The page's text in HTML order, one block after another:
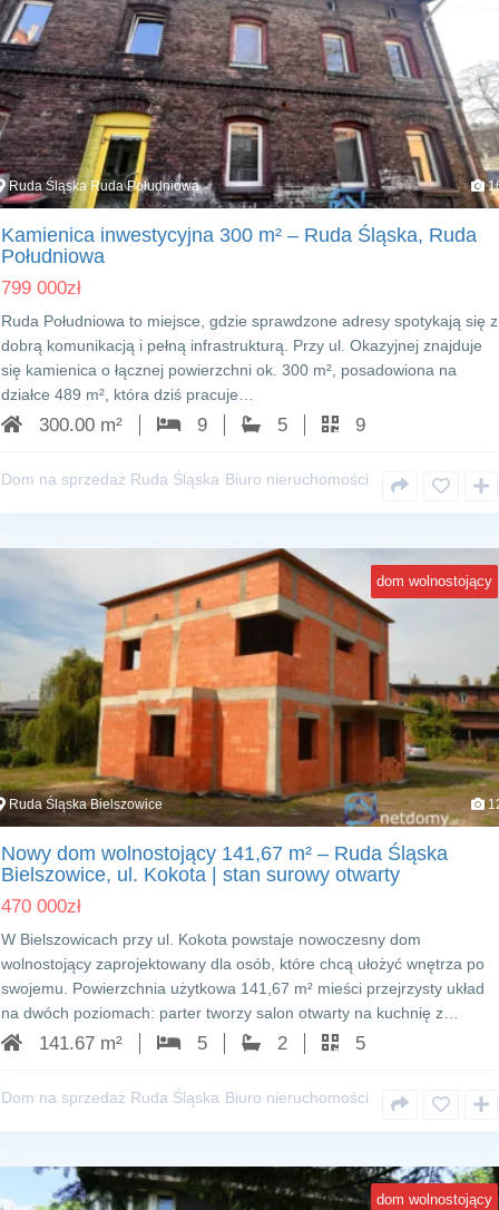
Ruda Śląska Ruda Południowa
Kamienica inwestycyjna 300 m² – Ruda Śląska, Ruda
Południowa
799 000zł
Ruda Południowa to miejsce, gdzie sprawdzone adresy spotykają się z
dobrą komunikacją i pełną infrastrukturą. Przy ul. Okazyjnej znajduje
się kamienica o łącznej powierzchni ok. 300 m², posadowiona na
działce 489 m², która dziś pracuje…
300.00 m² 9 5 9
Dom na sprzedaż Ruda Śląska Biuro nieruchomości
dom wolnostojący
Ruda Śląska Bielszowice
Nowy dom wolnostojący 141,67 m² – Ruda Śląska
Bielszowice, ul. Kokota | stan surowy otwarty
470 000zł
W Bielszowicach przy ul. Kokota powstaje nowoczesny dom
wolnostojący zaprojektowany dla osób, które chcą ułożyć wnętrza po
swojemu. Powierzchnia użytkowa 141,67 m² mieści przejrzysty układ
na dwóch poziomach: parter tworzy salon otwarty na kuchnię z…
141.67 m² 5 2 5
Dom na sprzedaż Ruda Śląska Biuro nieruchomości
dom wolnostojący